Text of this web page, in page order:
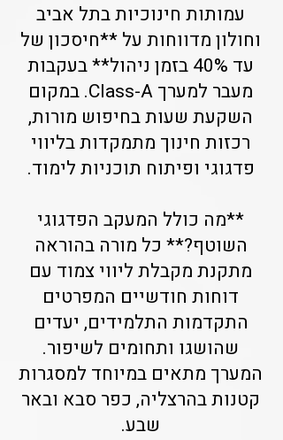
עמותות חינוכיות בתל אביב
וחולון מדווחות על **חיסכון של
עד 40% בזמן ניהול** בעקבות
מעבר למערך Class-A. במקום
השקעת שעות בחיפוש מורות,
רכזות חינוך מתמקדות בליווי
פדגוגי ופיתוח תוכניות לימוד.
**מה כולל המעקב הפדגוגי
השוטף?** כל מורה בהוראה
מתקנת מקבלת ליווי צמוד עם
דוחות חודשיים המפרטים
התקדמות התלמידים, יעדים
שהושגו ותחומים לשיפור.
המערך מתאים במיוחד למסגרות
קטנות בהרצליה, כפר סבא ובאר
שבע.